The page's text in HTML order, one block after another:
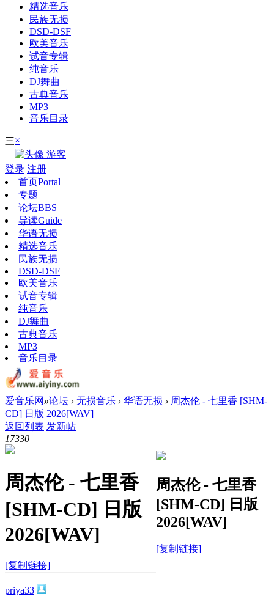
精选音乐
民族无损
DSD-DSF
欧美音乐
试音专辑
纯音乐
DJ舞曲
古典音乐
MP3
音乐目录
三×
游客
登录 注册
首页Portal
专题
论坛BBS
导读Guide
华语无损
精选音乐
民族无损
DSD-DSF
欧美音乐
试音专辑
纯音乐
DJ舞曲
古典音乐
MP3
音乐目录
爱音乐网 »论坛 › 无损音乐 › 华语无损 › 周杰伦 - 七里香 [SHM-
CD] 日版 2026[WAV]
返回列表 发新帖
17330
周杰伦 - 七里香
[SHM-CD] 日版
2026[WAV]
[复制链接]
周杰伦 - 七里香
[SHM-CD] 日版
2026[WAV]
[复制链接]
priya33